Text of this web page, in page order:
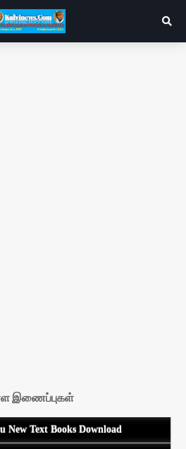
இணைப்புகள்
New Text Books Download